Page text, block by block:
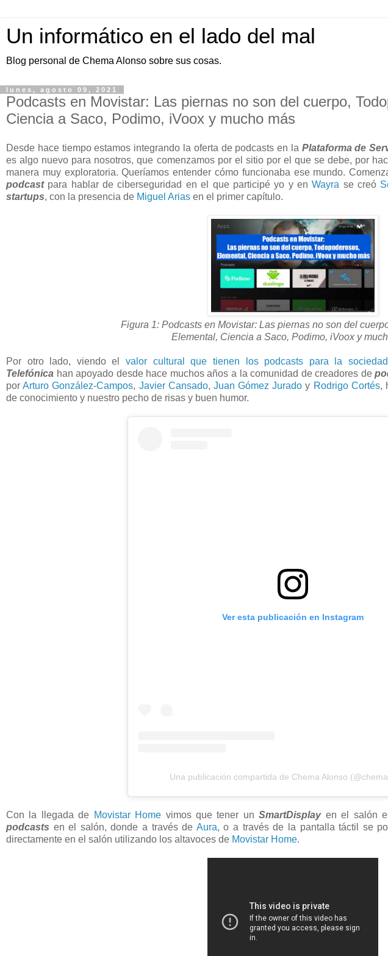
Un informático en el lado del mal
Blog personal de Chema Alonso sobre sus cosas.
lunes, agosto 09, 2021
Podcasts en Movistar: Las piernas no son del cuerpo,
Ciencia a Saco, Podimo, iVoox y mucho más
Desde hace tiempo estamos integrando la oferta de podcasts en la Plataforma de
es algo nuevo para nosotros, que comenzamos por el sitio por el que se debe, por
manera muy exploratoria. Queríamos entender cómo funcionaba ese mundo.
podcastpara hablar de ciberseguridad en el que participé yo y enWayra se creó
startups, con la presencia de Miguel Arias en el primer capítulo.
Figura 1: Podcasts en Movistar: Las piernas no son del
Elemental, Ciencia a Saco, Podimo, iVoox y
Por otro lado, viendo elvalor cultural que tienen los podcasts para la sociedad
Telefónica han apoyado desde hace muchos años a la comunidad de creadores de
porArturo González-Campos, Javier Cansado, Juan Gómez Jurado y Rodrigo Cortés,
de conocimiento y nuestro pecho de risas y buen humor.
Ver esta publicación en Instagram
Una publicación compartida de Chema Alonso
Con la llegada de Movistar Home vimos que tener unSmartDisplayen el salón
podcasts en el salón, donde a través de Aura, o a través de la pantalla táctil se
directamente en el salón utilizando los altavoces de Movistar Home.